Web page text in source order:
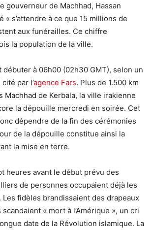
gouverneur de Machhad, Hassan
« s’attendre à ce que 15 millions de
aux funérailles. Ce chiffre
la population de la ville.
débuter à 06h00 (02h30 GMT), selon un
par l’agence Fars. Plus de 1.500 km
Machhad de Kerbala, la ville irakienne
la dépouille mercredi en soirée. Cet
dépendre de la fin des cérémonies
de la dépouille constitue ainsi la
la mise en terre.
heures avant le début prévu des
de personnes occupaient déjà les
Les fidèles brandissaient des drapeaux
« mort à l’Amérique », un cri
date de la Révolution islamique. La